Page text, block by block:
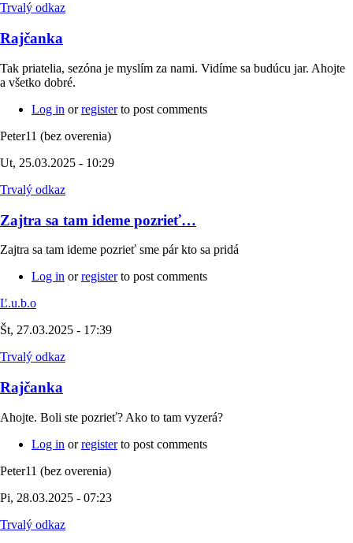
Trvalý odkaz
Rajčanka
Tak priatelia, sezóna je myslím za nami. Vidíme sa budúcu jar. Ahojte
a všetko dobré.
Log in orregisterto post comments
Peter11 (bez overenia)
Ut, 25.03.2025 - 10:29
Trvalý odkaz
Zajtra sa tam ideme pozrieť…
Zajtra sa tam ideme pozrieť sme pár kto sa pridá
Log in orregisterto post comments
Ľ.u.b.o
Št, 27.03.2025 - 17:39
Trvalý odkaz
Rajčanka
Ahojte. Boli ste pozrieť? Ako to tam vyzerá?
Log in orregisterto post comments
Peter11 (bez overenia)
Pi, 28.03.2025 - 07:23
Trvalý odkaz